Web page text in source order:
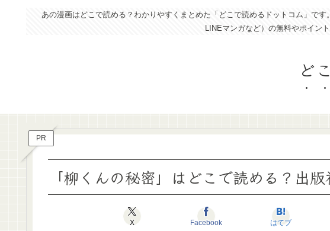
あの漫画はどこで読める？わかりやすくまとめた「どこで読めるドットコム」で
LINEマンガなど）の無料やポイン
ど
PR
「柳くんの秘密」はどこで読める？出
X Facebook はてブ